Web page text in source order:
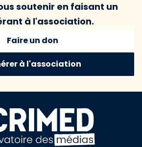
soutenir en faisant un
à l'association.
Faire un don
à l'association